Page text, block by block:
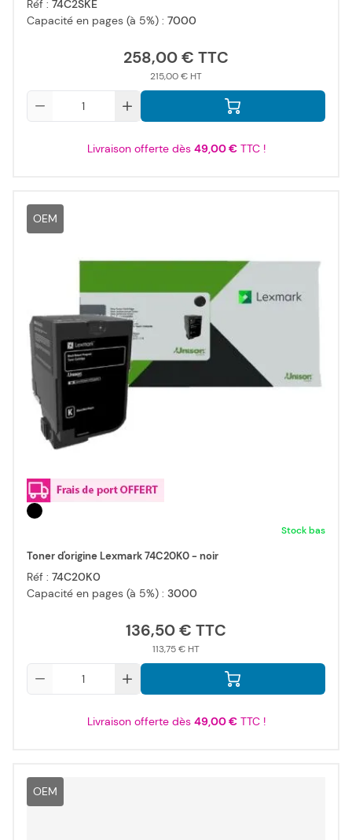
Réf : 74C2SKE
Capacité en pages (à 5%) : 7000
258,00 €
215,00 €
Livraison offerte dès 49,00 €TTC !
OEM
Stock bas
Toner d'origine Lexmark 74C20K0 - noir
Réf : 74C20K0
Capacité en pages (à 5%) : 3000
136,50 €
113,75 €
Livraison offerte dès 49,00 €TTC !
OEM